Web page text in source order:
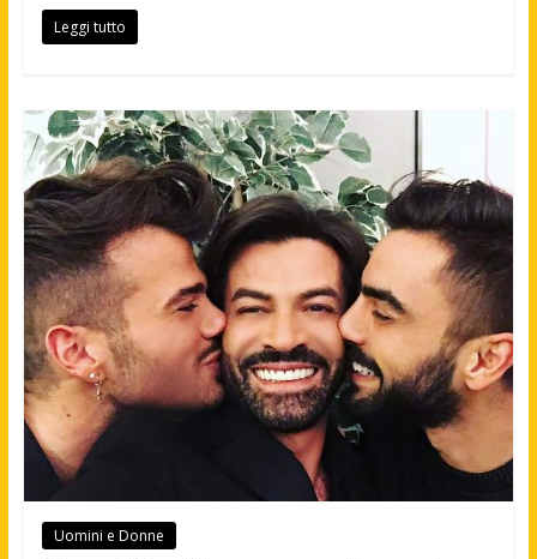
Leggi tutto
Uomini e Donne